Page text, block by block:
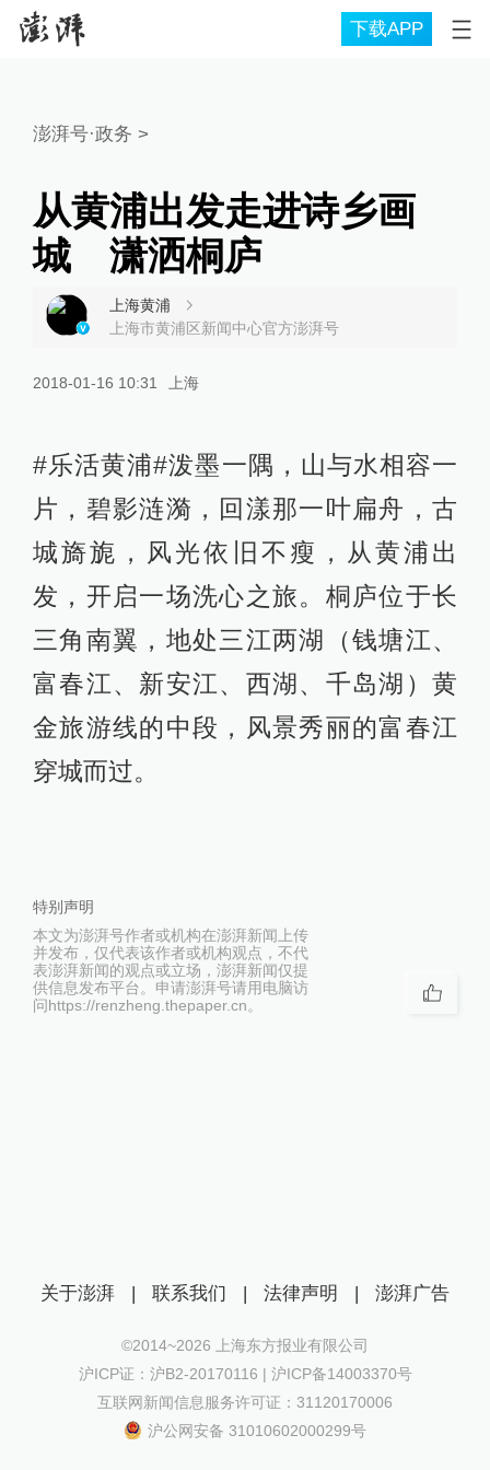
下载APP
澎湃号·政务 >
从黄浦出发走进诗乡画
城 潇洒桐庐
上海黄浦
上海市黄浦区新闻中心官方澎湃号
2018-01-16 10:31 上海
#乐活黄浦#泼墨一隅，山与水相容一
片，碧影涟漪，回漾那一叶扁舟，古
城旖旎，风光依旧不瘦，从黄浦出
发，开启一场洗心之旅。桐庐位于长
三角南翼，地处三江两湖（钱塘江、
富春江、新安江、西湖、千岛湖）黄
金旅游线的中段，风景秀丽的富春江
穿城而过。
特别声明
本文为澎湃号作者或机构在澎湃新闻上传
并发布，仅代表该作者或机构观点，不代
表澎湃新闻的观点或立场，澎湃新闻仅提
供信息发布平台。申请澎湃号请用电脑访
问https://renzheng.thepaper.cn。
关于澎湃 | 联系我们 | 法律声明 | 澎湃广告
©2014~2026 上海东方报业有限公司
沪ICP证：沪B2-20170116 | 沪ICP备14003370号
互联网新闻信息服务许可证：31120170006
沪公网安备 31010602000299号